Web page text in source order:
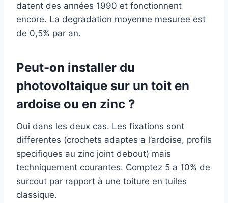
datent des années 1990 et fonctionnent
encore. La degradation moyenne mesuree est
de 0,5% par an.
Peut-on installer du
photovoltaique sur un toit en
ardoise ou en zinc ?
Oui dans les deux cas. Les fixations sont
differentes (crochets adaptes a l’ardoise, profils
specifiques au zinc joint debout) mais
techniquement courantes. Comptez 5 a 10% de
surcout par rapport à une toiture en tuiles
classique.